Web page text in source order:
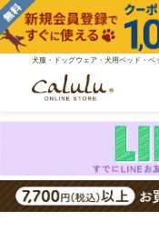
犬服・ドッグウェア・犬用ベッド・ペ